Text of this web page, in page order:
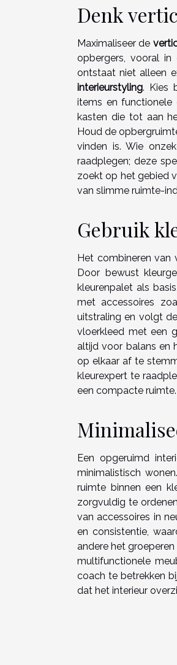
Denk
Maximaliseer de
opbergers, vooral
ontstaat niet alleen
interieurstyling. Kies
items en functionele
kasten die tot aan
Houd de
vinden is. Wie
raadplegen; deze
zoekt op het gebied
van slimme ruimte-
Gebruik
Het combineren van
Door bewust
kleurenpalet als
met accessoires
uitstraling en volgt
vloerkleed met een
altijd voor balans en
op elkaar af te
kleurexpert te
een compacte
Een opgeruimd
minimalistisch
ruimte binnen een
zorgvuldig te
van accessoires in
en consistentie,
andere het
multifunctionele
coach te betrekken
dat het interieur